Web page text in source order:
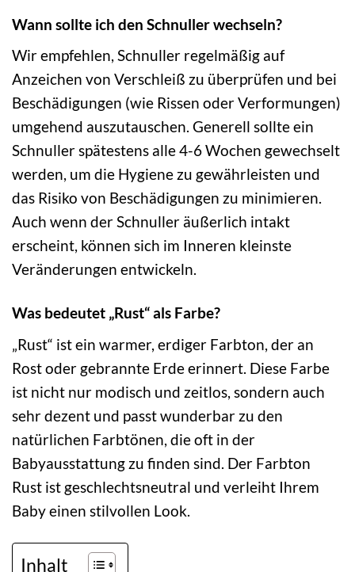
Wann sollte ich den Schnuller wechseln?
Wir empfehlen, Schnuller regelmäßig auf
Anzeichen von Verschleiß zu überprüfen und bei
Beschädigungen (wie Rissen oder Verformungen)
umgehend auszutauschen. Generell sollte ein
Schnuller spätestens alle 4-6 Wochen gewechselt
werden, um die Hygiene zu gewährleisten und
das Risiko von Beschädigungen zu minimieren.
Auch wenn der Schnuller äußerlich intakt
erscheint, können sich im Inneren kleinste
Veränderungen entwickeln.
Was bedeutet „Rust“ als Farbe?
„Rust“ ist ein warmer, erdiger Farbton, der an
Rost oder gebrannte Erde erinnert. Diese Farbe
ist nicht nur modisch und zeitlos, sondern auch
sehr dezent und passt wunderbar zu den
natürlichen Farbtönen, die oft in der
Babyausstattung zu finden sind. Der Farbton
Rust ist geschlechtsneutral und verleiht Ihrem
Baby einen stilvollen Look.
Inhalt